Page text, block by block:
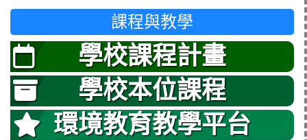
課程與教學
學校課程計畫
學校本位課程
環境教育教學平台